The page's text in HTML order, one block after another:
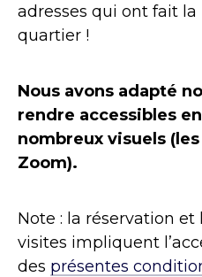
adresses qui ont fait
quartier !
Nous avons adapté
rendre accessibles
nombreux visuels
Zoom).
Note : la réservation
visites impliquent
des présentes